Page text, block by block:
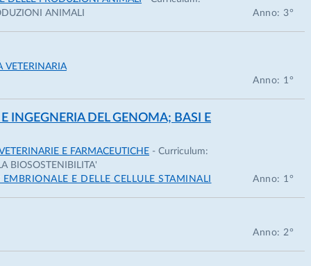
marcatori molecolari e biochimici
Dipartimento Scienze Medico Veterinarie (corso
triennale in scienze animali) . Docente del corso di
(corso di laurea in Biotecnologie Mediche,
ANIMALI
Anno: 3°
VETERINARIA
Anno: 1°
INGEGNERIA DEL GENOMA; BASI E
E FARMACEUTICHE - Curriculum:
BIOSOSTENIBILITA'
E DELLE CELLULE STAMINALI Anno: 1°
Anno: 2°